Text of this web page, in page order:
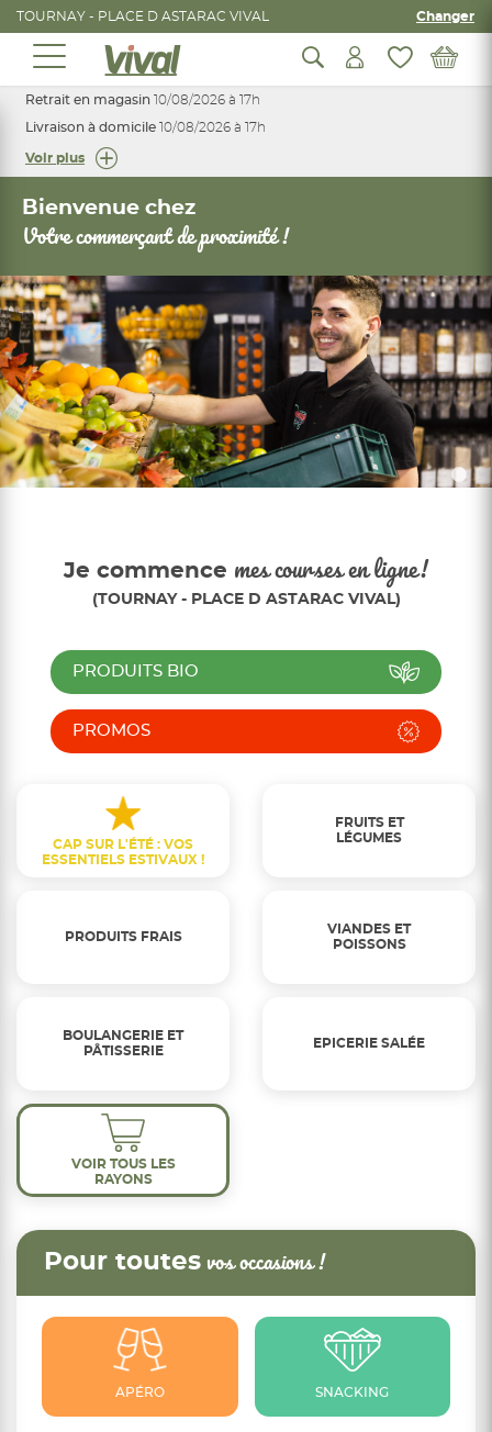
TOURNAY - PLACE D ASTARAC VIVAL Changer
Retrait en magasin 10/08/2026 à 17h
Livraison à domicile 10/08/2026 à 17h
Voir plus
Bienvenue chez
Votre commerçant de proximité !
Je commence mes courses en ligne!
(TOURNAY - PLACE D ASTARAC VIVAL)
PRODUITS BIO
PROMOS
CAP SUR L'ÉTÉ : VOS
ESSENTIELS ESTIVAUX !
FRUITS ET
LÉGUMES
PRODUITS FRAIS
VIANDES ET
POISSONS
BOULANGERIE ET
PÂTISSERIE
EPICERIE SALÉE
VOIR TOUS LES
RAYONS
Pour toutes vos occasions !
APÉRO SNACKING